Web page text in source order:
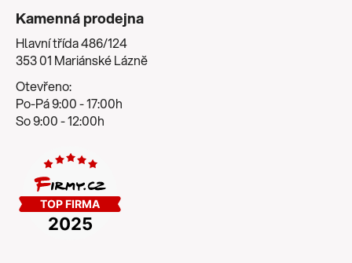
Kamenná prodejna
Hlavní třída 486/124
353 01 Mariánské Lázně
Otevřeno:
Po-Pá 9:00 - 17:00h
So 9:00 - 12:00h